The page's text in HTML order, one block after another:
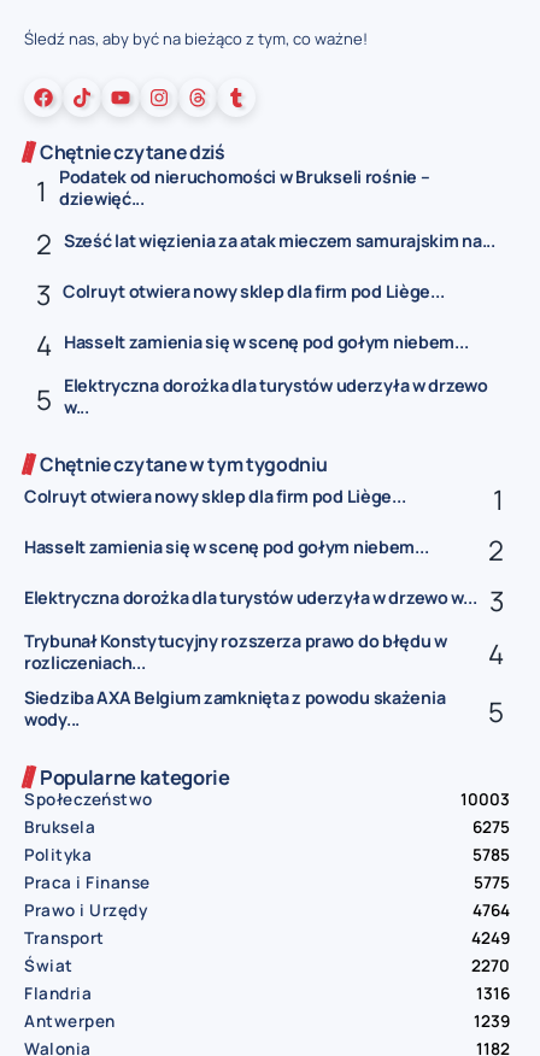
Śledź nas, aby być na bieżąco z tym, co ważne!
Chętnie czytane dziś
Podatek od nieruchomości w Brukseli rośnie –
dziewięć...
Sześć lat więzienia za atak mieczem samurajskim na...
Colruyt otwiera nowy sklep dla firm pod Liège...
Hasselt zamienia się w scenę pod gołym niebem...
Elektryczna dorożka dla turystów uderzyła w drzewo
w...
Chętnie czytane w tym tygodniu
Colruyt otwiera nowy sklep dla firm pod Liège...
Hasselt zamienia się w scenę pod gołym niebem...
Elektryczna dorożka dla turystów uderzyła w drzewo w...
Trybunał Konstytucyjny rozszerza prawo do błędu w
rozliczeniach...
Siedziba AXA Belgium zamknięta z powodu skażenia
wody...
Popularne kategorie
Społeczeństwo
10003
Bruksela
6275
Polityka
5785
Praca i Finanse
5775
Prawo i Urzędy
4764
Transport
4249
Świat
2270
Flandria
1316
Antwerpen
1239
Walonia
1182